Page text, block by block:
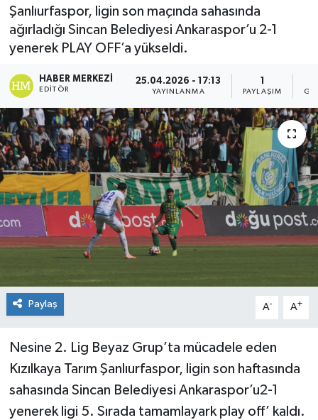
Şanlıurfaspor, ligin son maçında sahasında
ağırladığı Sincan Belediyesi Ankaraspor’u 2-1
yenerek PLAY OFF’a yükseldi.
HABER MERKEZI
EDITÖR
25.04.2026 - 17:13
YAYINLANMA
1
PAYLAŞIM
Paylaş A- A+
Nesine 2. Lig Beyaz Grup’ta mücadele eden
Kızılkaya Tarım Şanlıurfaspor, ligin son haftasında
sahasında Sincan Belediyesi Ankaraspor’u2-1
yenerek ligi 5. Sırada tamamlayark play off’ kaldı.
Haber Arşivi